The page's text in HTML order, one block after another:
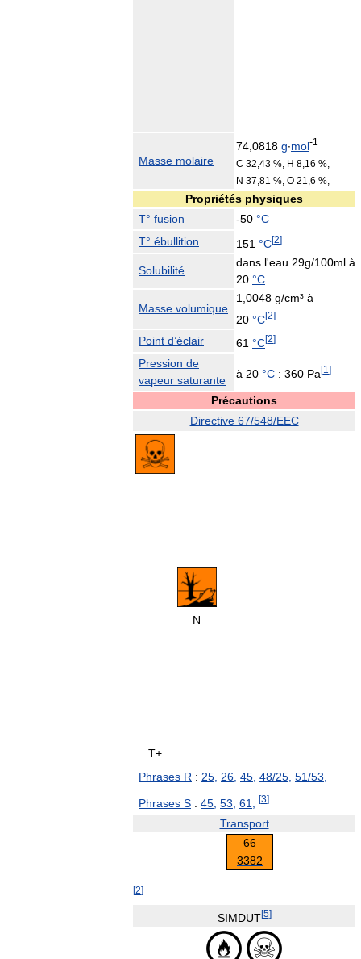
Masse molaire
74,0818 g∙mol-1
C 32,43 %, H 8,16 %,
N 37,81 %, O 21,6 %,
Propriétés physiques
T° fusion
-50 °C
T° ébullition
151 °C[2]
Solubilité
dans l'eau 29g/100ml à
20 °C
Masse volumique
1,0048 g/cm³ à
20 °C[2]
Point d’éclair 61 °C[2]
Pression de
vapeur saturante
à 20 °C : 360 Pa[1 ]
Précautions
Directive 67/548/EEC
T+
N
Phrases R : 25, 26, 45, 48/25, 51/53,
Phrases S : 45, 53, 61, [3]
Transport
66
3382
[2]
SIMDUT[5]